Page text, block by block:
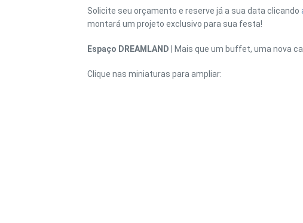
Solicite seu orçamento e reserve já a sua data clicando
montará um projeto exclusivo para sua festa!
Espaço DREAMLAND | Mais que um buffet, uma nova
Clique nas miniaturas para ampliar: